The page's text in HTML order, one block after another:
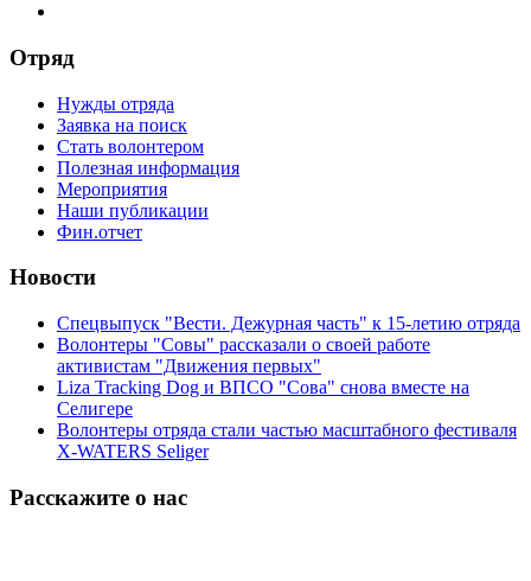
Отряд
Нужды отряда
Заявка на поиск
Стать волонтером
Полезная информация
Мероприятия
Наши публикации
Фин.отчет
Новости
Спецвыпуск "Вести. Дежурная часть" к 15-летию отряда
Волонтеры "Совы" рассказали о своей работе
активистам "Движения первых"
Liza Tracking Dog и ВПСО "Сова" снова вместе на
Селигере
Волонтеры отряда стали частью масштабного фестиваля
X-WATERS Seliger
Расскажите о нас